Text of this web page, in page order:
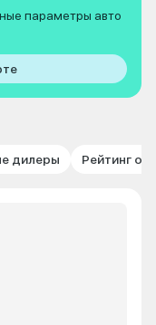
параметры авто
дилеры Рейтинг